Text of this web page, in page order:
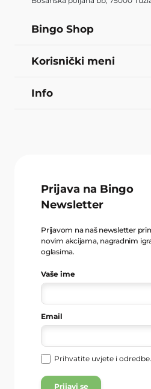
Bingo Shop
Korisnički meni
Info
Prijava na Bingo
Newsletter
Prijavom na naš newsletter
novim akcijama, nagradnim
oglasima.
Vaše ime
Email
Prihvatite uvjete i odredbe.
Prijavi se